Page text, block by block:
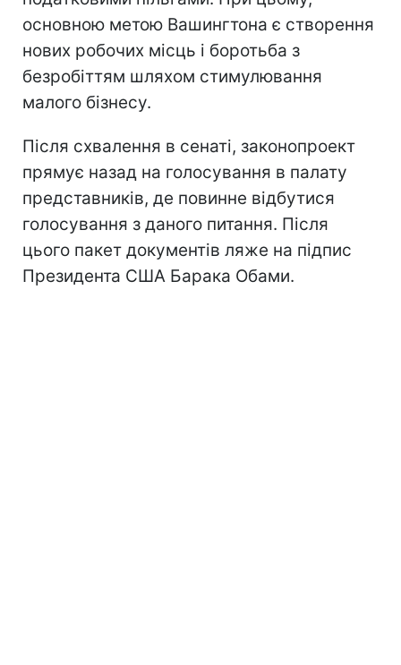
основною метою Вашингтона є створення
нових робочих місць і боротьба з
безробіттям шляхом стимулювання
малого бізнесу.
Після схвалення в сенаті, законопроект
прямує назад на голосування в палату
представників, де повинне відбутися
голосування з даного питання. Після
цього пакет документів ляже на підпис
Президента США Барака Обами.